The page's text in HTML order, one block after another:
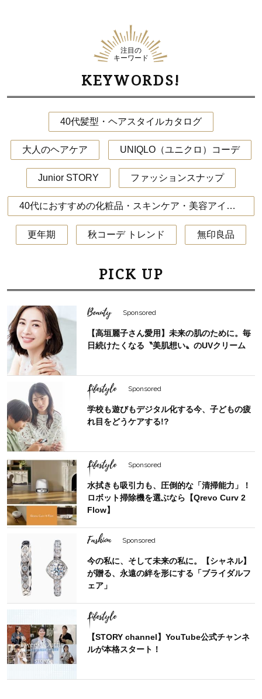
注目の
キーワード
KEYWORDS!
40代髪型・ヘアスタイルカタログ
大人のヘアケア UNIQLO（ユニクロ）コーデ
Junior STORY ファッションスナップ
40代におすすめの化粧品・スキンケア・美容アイテム
更年期 秋コーデ トレンド 無印良品
PICK UP
Beauty Sponsored
【高垣麗子さん愛用】未来の肌のために。毎
日続けたくなる〝美肌想い〟のUVクリーム
Lifestyle Sponsored
学校も遊びもデジタル化する今、子どもの疲
れ目をどうケアする!?
Lifestyle Sponsored
水拭きも吸引力も、圧倒的な「清掃能力」！
ロボット掃除機を選ぶなら【Qrevo Curv 2
Flow】
Fashion Sponsored
今の私に、そして未来の私に。【シャネル】
が贈る、永遠の絆を形にする「ブライダルフ
ェア」
Lifestyle
【STORY channel】YouTube公式チャンネ
ルが本格スタート！